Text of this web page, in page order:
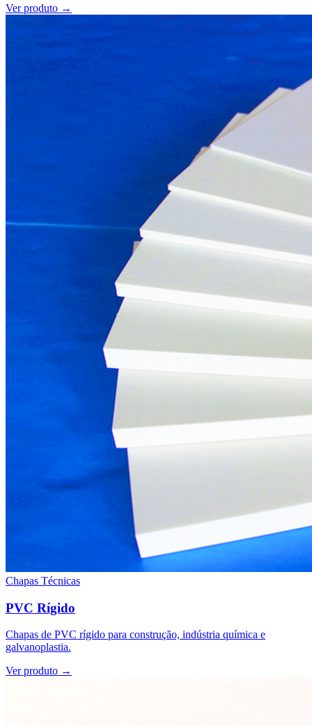
Ver produto →
Chapas Técnicas
PVC Rígido
Chapas de PVC rígido para construção, indústria química e
galvanoplastia.
Ver produto →